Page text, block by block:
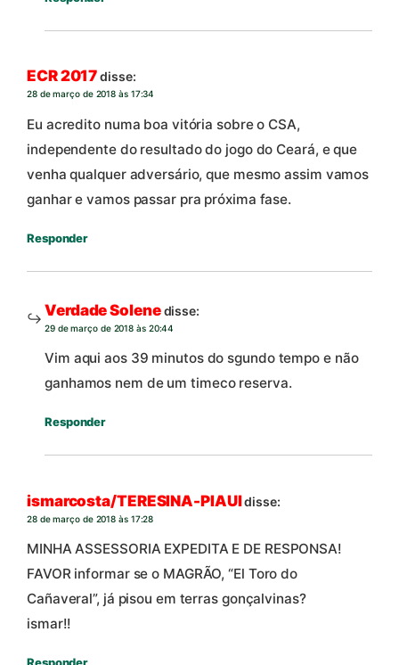
ECR 2017disse:
28 de março de 2018 às 17:34
Eu acredito numa boa vitória sobre o CSA,
independente do resultado do jogo do Ceará, e que
venha qualquer adversário, que mesmo assim vamos
ganhar e vamos passar pra próxima fase.
Responder
Verdade Solenedisse:
29 de março de 2018 às 20:44
Vim aqui aos 39 minutos do sgundo tempo e não
ganhamos nem de um timeco reserva.
Responder
ismarcosta/TERESINA-PIAUIdisse:
28 de março de 2018 às 17:28
MINHA ASSESSORIA EXPEDITA E DE RESPONSA!
FAVOR informar se o MAGRÃO, “El Toro do
Cañaveral”, já pisou em terras gonçalvinas?
ismar!!